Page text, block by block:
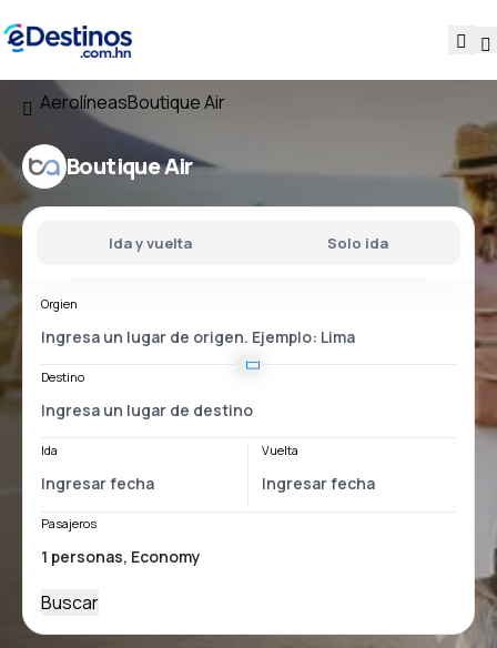
AerolíneasBoutique Air
Boutique Air
Ida y vuelta Solo ida
Orgien
Destino
Ida Vuelta
Pasajeros
Buscar